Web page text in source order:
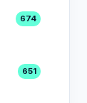
674
651